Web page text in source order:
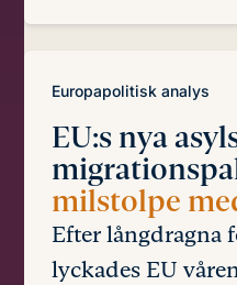
Europapolitisk analys
EU:s nya
milstolpe
Efter långdragna
lyckades EU